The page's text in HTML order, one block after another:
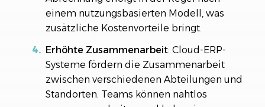
einem nutzungsbasierten Modell, was
zusätzliche Kostenvorteile bringt.
Erhöhte Zusammenarbeit: Cloud-ERP-
Systeme fördern die Zusammenarbeit
zwischen verschiedenen Abteilungen und
Standorten. Teams können nahtlos